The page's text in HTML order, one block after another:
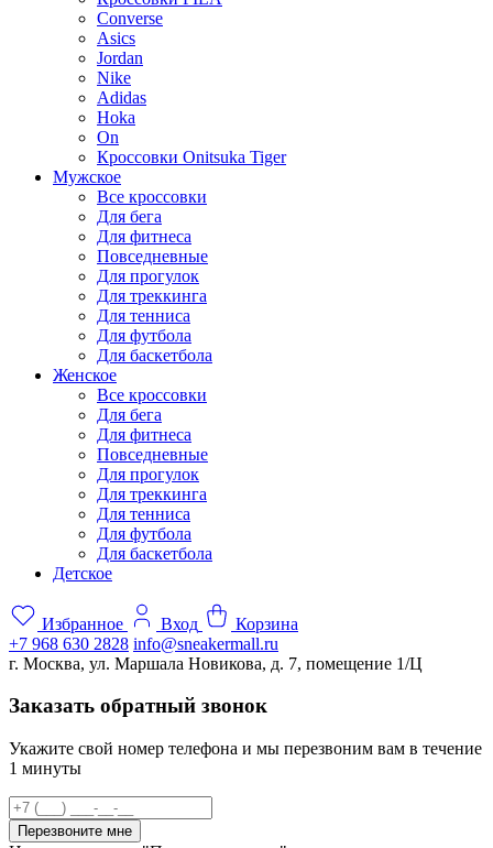
Converse
Asics
Jordan
Nike
Adidas
Hoka
On
Кроссовки Onitsuka Tiger
Мужское
Все кроссовки
Для бега
Для фитнеса
Повседневные
Для прогулок
Для треккинга
Для тенниса
Для футбола
Для баскетбола
Женское
Все кроссовки
Для бега
Для фитнеса
Повседневные
Для прогулок
Для треккинга
Для тенниса
Для футбола
Для баскетбола
Детское
Избранное Вход
Корзина
+7 968 630 2828 info@sneakermall.ru
г. Москва, ул. Маршала Новикова, д. 7, помещение 1/Ц
Заказать обратный звонок
Укажите свой номер телефона и мы перезвоним вам в течение
1 минуты
Перезвоните мне